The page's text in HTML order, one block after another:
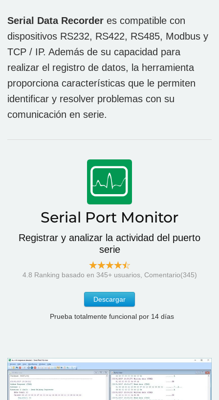
Serial Data Recorder es compatible con
dispositivos RS232, RS422, RS485, Modbus y
TCP / IP. Además de su capacidad para
realizar el registro de datos, la herramienta
proporciona características que le permiten
identificar y resolver problemas con su
comunicación en serie.
Serial Port Monitor
Registrar y analizar la actividad del puerto
serie
4.8 Ranking basado en 345+ usuarios, Comentario(345)
Descargar
Prueba totalmente funcional por 14 días